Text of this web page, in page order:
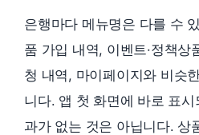
은행마다 메뉴명은 다를 수
품 가입 내역, 이벤트·정책상
청 내역, 마이페이지와 비슷
니다. 앱 첫 화면에 바로 표
과가 없는 것은 아닙니다. 상